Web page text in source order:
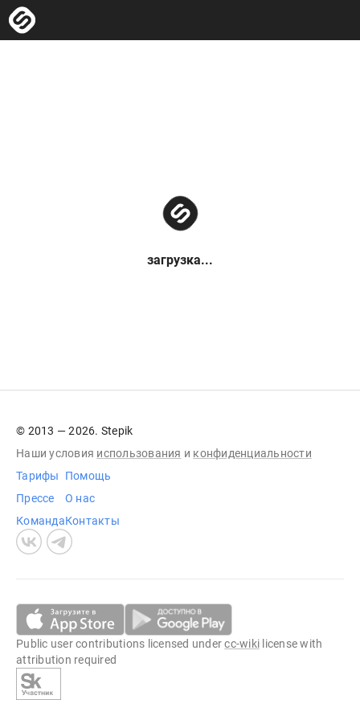
загрузка...
© 2013 — 2026. Stepik
Наши условия использования и конфиденциальности
Тарифы
Прессе
Команда
Помощь
О нас
Контакты
Public user contributions licensed undercc-wiki license with
attribution required